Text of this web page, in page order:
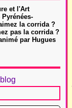
et l'Art
Pyrénées-
la corrida ?
pas la corrida ?
par Hugues